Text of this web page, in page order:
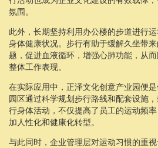
氛围。
此外，长期坚持利用办公楼的步道进行
身体健康状况。步行有助于缓解久坐带
题，促进血液循环，增强心肺功能，从
整体工作表现。
在实际应用中，正泽文化创意产业园便
园区通过科学规划步行路线和配套设施
行身体活动，不仅提高了员工的运动频
加人性化和健康化转型。
与此同时，企业管理层对运动习惯的重